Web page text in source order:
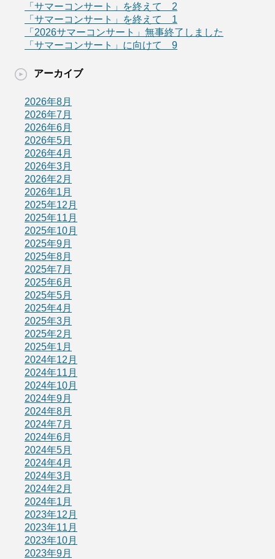
「サマーコンサート」を終えて 2
「サマーコンサート」を終えて 1
「2026サマーコンサート」無事終了しました
「サマーコンサート」に向けて 9
アーカイブ
2026年8月
2026年7月
2026年6月
2026年5月
2026年4月
2026年3月
2026年2月
2026年1月
2025年12月
2025年11月
2025年10月
2025年9月
2025年8月
2025年7月
2025年6月
2025年5月
2025年4月
2025年3月
2025年2月
2025年1月
2024年12月
2024年11月
2024年10月
2024年9月
2024年8月
2024年7月
2024年6月
2024年5月
2024年4月
2024年3月
2024年2月
2024年1月
2023年12月
2023年11月
2023年10月
2023年9月